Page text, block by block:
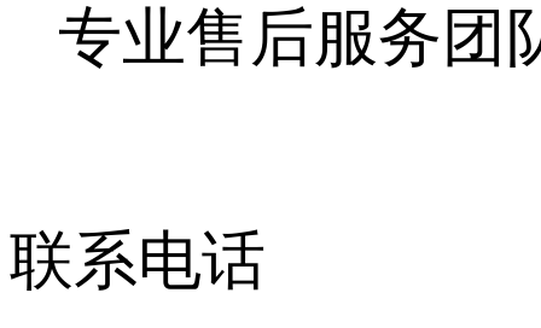
专业售后服务团
联系电话